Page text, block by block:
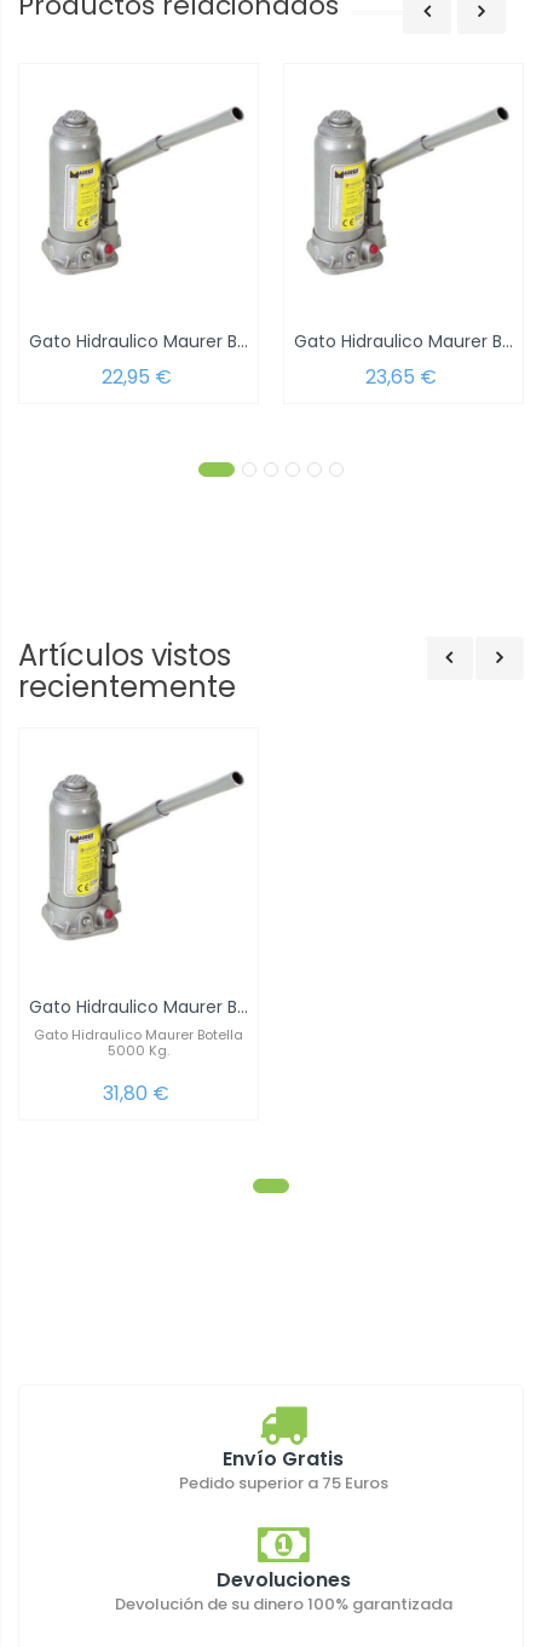
Gato Hidraulico Maurer Botella 2000 Kg.
22,95 €
Gato Hidraulico Maurer Botella 3000 Kg.
23,65 €
Artículos vistos
recientemente
Gato Hidraulico Maurer Botella 5000 Kg.
Gato Hidraulico Maurer Botella
5000 Kg.
31,80 €
Envío Gratis
Pedido superior a 75 Euros
Devoluciones
Devolución de su dinero 100% garantizada